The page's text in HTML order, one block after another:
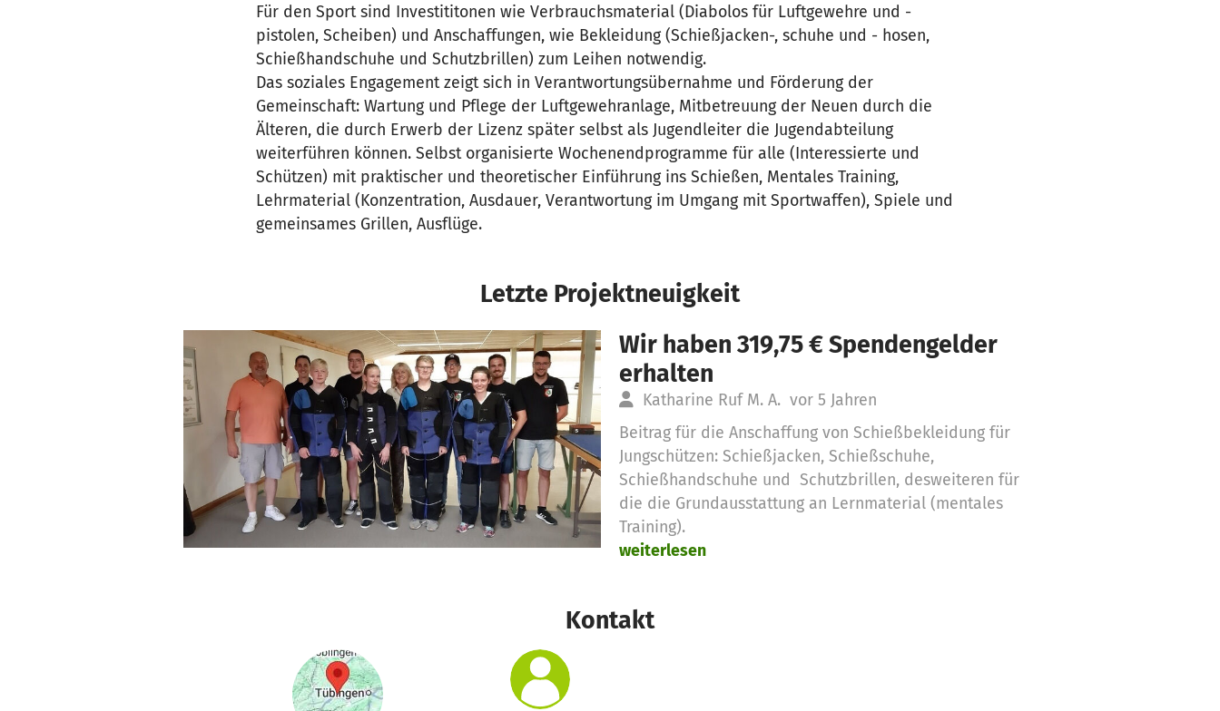
Für den Sport sind Investititonen wie Verbrauchsmaterial (Diabolos für Luftgewehre und -
pistolen, Scheiben) und Anschaffungen, wie Bekleidung (Schießjacken-, schuhe und - hosen,
Schießhandschuhe und Schutzbrillen) zum Leihen notwendig.
Das soziales Engagement zeigt sich in Verantwortungsübernahme und Förderung der
Gemeinschaft: Wartung und Pflege der Luftgewehranlage, Mitbetreuung der Neuen durch die
Älteren, die durch Erwerb der Lizenz später selbst als Jugendleiter die Jugendabteilung
weiterführen können. Selbst organisierte Wochenendprogramme für alle (Interessierte und
Schützen) mit praktischer und theoretischer Einführung ins Schießen, Mentales Training,
Lehrmaterial (Konzentration, Ausdauer, Verantwortung im Umgang mit Sportwaffen), Spiele und
gemeinsames Grillen, Ausflüge.
Letzte Projektneuigkeit
Wir haben 319,75 € Spendengelder
erhalten
Katharine Ruf M. A. vor 5 Jahren
Beitrag für die Anschaffung von Schießbekleidung für
Jungschützen: Schießjacken, Schießschuhe,
Schießhandschuhe und Schutzbrillen, desweiteren für
die die Grundausstattung an Lernmaterial (mentales
Training).
weiterlesen
Kontakt